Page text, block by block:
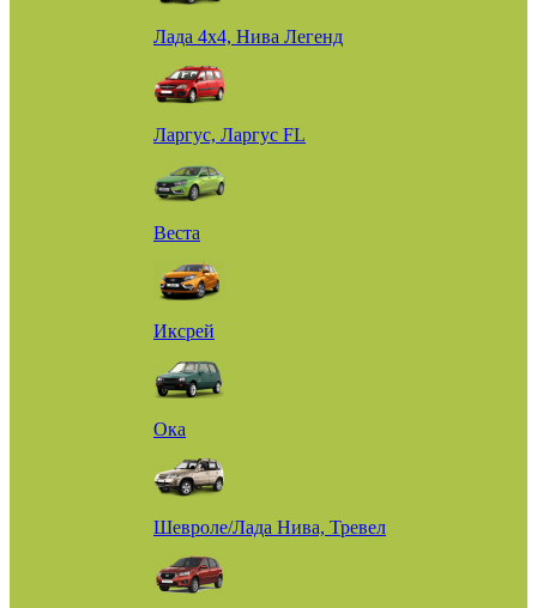
Лада 4х4, Нива Легенд
Ларгус, Ларгус FL
Веста
Иксрей
Ока
Шевроле/Лада Нива, Тревел